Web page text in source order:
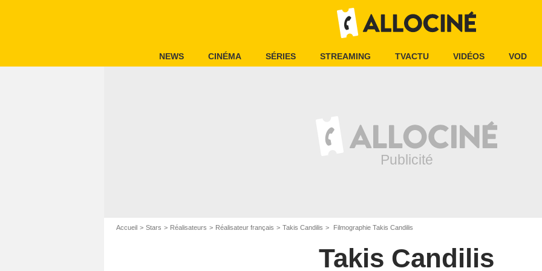
NEWS CINÉMA SÉRIES STREAMING TVACTU VIDÉOS VOD
Accueil Stars Réalisateurs Réalisateur français Takis Candilis Filmographie Takis Candilis
Takis Candilis